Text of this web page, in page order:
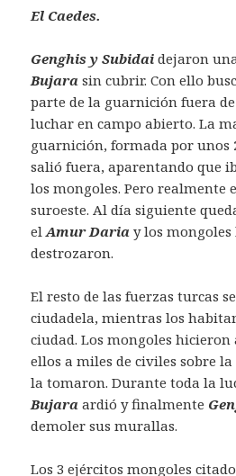
El Caedes.
Genghis y Subidai dejaron
Bujara sin cubrir. Con ello
parte de la guarnición fuera
luchar en campo abierto. La
guarnición, formada por unos
salió fuera, aparentando que
los mongoles. Pero realmente
suroeste. Al día siguiente
elAmur Daria y los
destrozaron.
El resto de las fuerzas turcas
ciudadela, mientras los
ciudad. Los mongoles
ellos a miles de civiles sobre
la tomaron. Durante toda la
Bujara ardió y finalmente
demoler sus murallas.
Los 3 ejércitos mongoles